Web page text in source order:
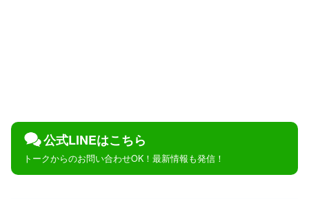
公式LINEはこちら
トークからのお問い合わせOK！最新情報も発信！